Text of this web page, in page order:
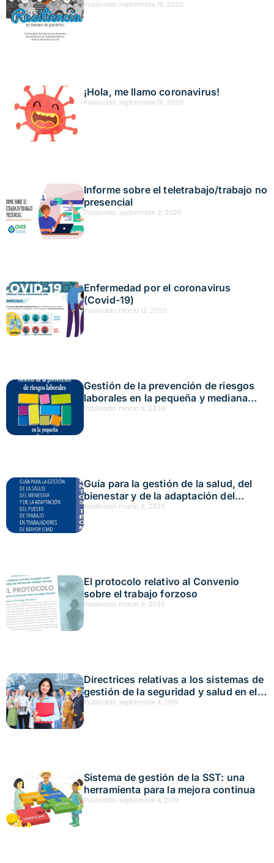
Publicado: septiembre 18, 2020
¡Hola, me llamo coronavirus!
Publicado: septiembre 18, 2020
Informe sobre el teletrabajo/trabajo no
presencial
Publicado: septiembre 2, 2020
Enfermedad por el coronavirus
(Covid-19)
Publicado: marzo 12, 2020
Gestión de la prevención de riesgos
laborales en la pequeña y mediana
empresa
Publicado: marzo 9, 2020
Guía para la gestión de la salud, del
bienestar y de la adaptación del
puesto de trabajo para trabajadores
de mayor edad
Publicado: marzo 9, 2020
El protocolo relativo al Convenio
sobre el trabajo forzoso
Publicado: marzo 9, 2020
Directrices relativas a los sistemas de
gestión de la seguridad y salud en el
trabajo (ILO-OSH 2001)
Publicado: septiembre 4, 2019
Sistema de gestión de la SST: una
herramienta para la mejora continua
Publicado: septiembre 4, 2019